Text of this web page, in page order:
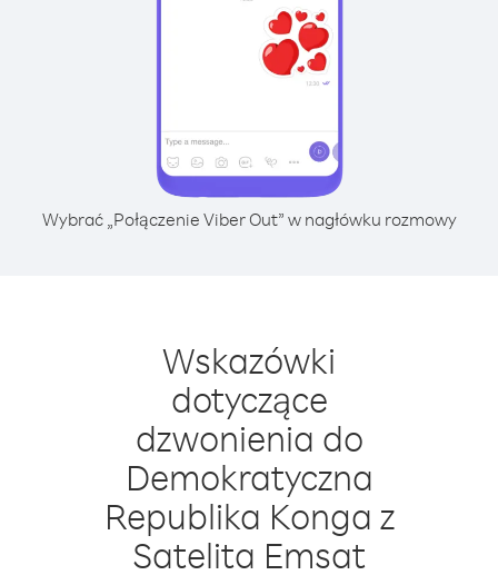
Wybrać „Połączenie Viber Out” w nagłówku rozmowy
Wskazówki
dotyczące
dzwonienia do
Demokratyczna
Republika Konga z
Satelita Emsat